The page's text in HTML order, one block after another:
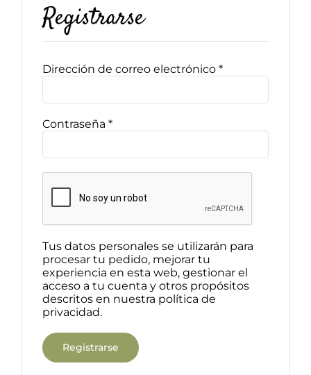
Registrarse
Dirección de correo electrónico *Obligatorio
Contraseña *Obligatorio
Tus datos personales se utilizarán para
procesar tu pedido, mejorar tu
experiencia en esta web, gestionar el
acceso a tu cuenta y otros propósitos
descritos en nuestra política de
privacidad.
Registrarse